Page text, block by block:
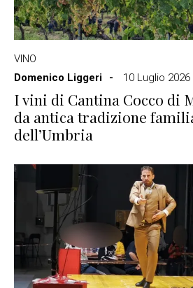
VINO
Domenico Liggeri
10 Luglio 2026
I vini di Cantina Cocco di
da antica tradizione
dell’Umbria